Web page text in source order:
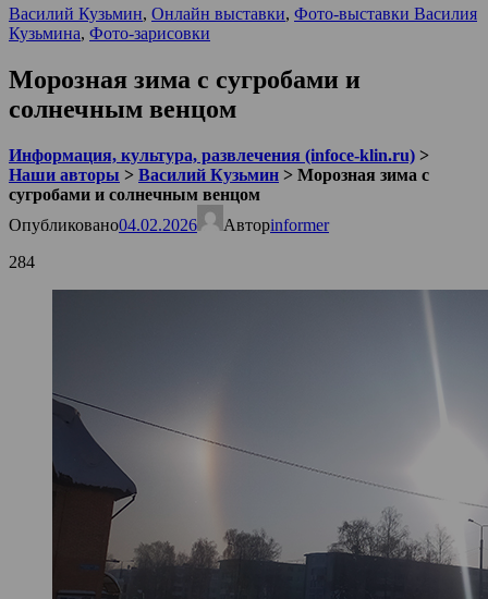
Василий Кузьмин, Онлайн выставки, Фото-выставки Василия
Кузьмина, Фото-зарисовки
Морозная зима с сугробами и
солнечным венцом
Информация, культура, развлечения (infoce-klin.ru) >
Наши авторы > Василий Кузьмин > Морозная зима с
сугробами и солнечным венцом
Опубликовано04.02.2026 Авторinformer
284